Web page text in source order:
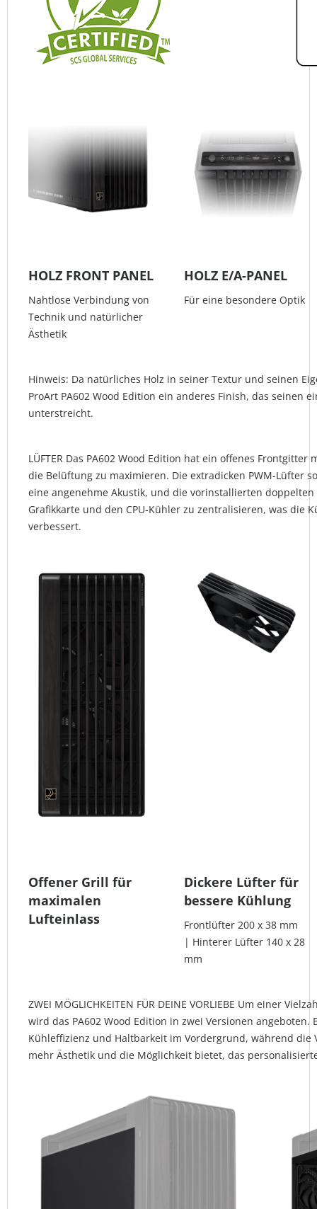
HOLZ FRONT PANEL
Nahtlose Verbindung von
Technik und natürlicher
Ästhetik
HOLZ E/A-PANEL
Für eine besondere Optik
Hinweis: Da natürliches Holz in seiner Textur und seinen
ProArt PA602 Wood Edition ein anderes Finish, das seinen
unterstreicht.
LÜFTER Das PA602 Wood Edition hat ein offenes
die Belüftung zu maximieren. Die extradicken PWM-Lüfter
eine angenehme Akustik, und die vorinstallierten
Grafikkarte und den CPU-Kühler zu zentralisieren, was die
verbessert.
Offener Grill für
maximalen
Lufteinlass
Dickere Lüfter für
bessere Kühlung
Frontlüfter 200 x 38 mm
| Hinterer Lüfter 140 x 28
mm
ZWEI MÖGLICHKEITEN FÜR DEINE VORLIEBE Um einer
wird das PA602 Wood Edition in zwei Versionen
Kühleffizienz und Haltbarkeit im Vordergrund, während die
mehr Ästhetik und die Möglichkeit bietet, das